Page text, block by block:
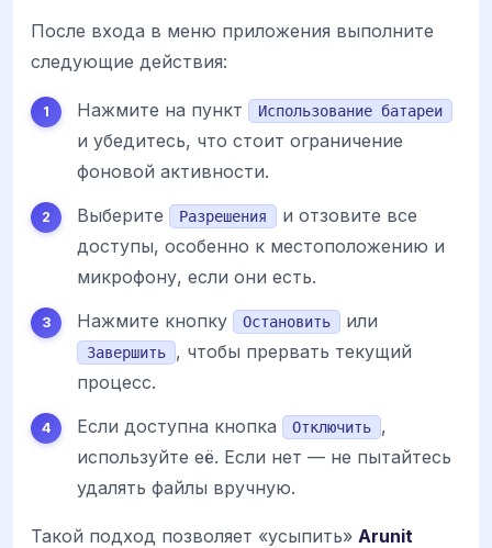
После входа в меню приложения выполните
следующие действия:
Нажмите на пункт Использование батареи
и убедитесь, что стоит ограничение
фоновой активности.
Выберите
Разрешения
и отзовите все
доступы, особенно к местоположению и
микрофону, если они есть.
Нажмите кнопку
Остановить или
Завершить
, чтобы прервать текущий
процесс.
Если доступна кнопка
Отключить
,
используйте её. Если нет — не пытайтесь
удалять файлы вручную.
Такой подход позволяет «усыпить» Arunit